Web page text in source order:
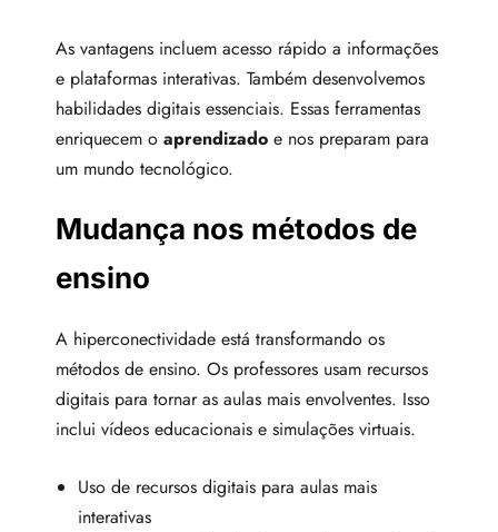
As vantagens incluem acesso rápido a informações
e plataformas interativas. Também desenvolvemos
habilidades digitais essenciais. Essas ferramentas
enriquecem o aprendizado e nos preparam para
um mundo tecnológico.
Mudança nos métodos de
ensino
A hiperconectividade está transformando os
métodos de ensino. Os professores usam recursos
digitais para tornar as aulas mais envolventes. Isso
inclui vídeos educacionais e simulações virtuais.
Uso de recursos digitais para aulas mais
interativas